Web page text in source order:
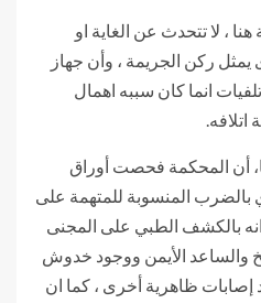
، لا تتحدث عن الغاية او
يمثل ركن الجريمة ، وأن جهاز
انما كان سببه اهمال
اتلافه.
أن المحكمة فحصت أوراق
بالضرب المنسوبة للمتهمة على
بالكشف الطبي على المجنى
والساعد الأيمن ووجود خدوش
إصابات ظاهرية أخرى ، كما ان